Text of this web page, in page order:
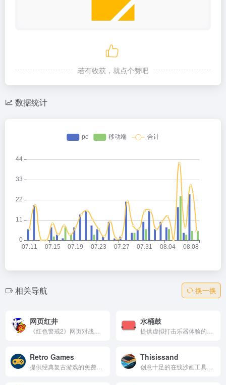
若有收获，就点个赞吧
数据统计
相关导航 换一换
网页红井 水桶鼓
Retro Games Thisissand